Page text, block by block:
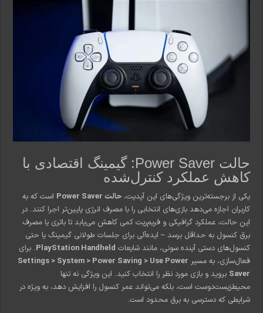
حالت Power Saver: گیمینگ اقتصادی با
کاهش عملکرد کنترل‌شده
یکی از برجسته‌ترین ویژگی‌های این آپدیت،حالت Power Saver
است که به
کاربران اجازه می‌دهد بازی‌های انتخابی را با مصرف انرژی پایین‌تر اجرا کنند. در
این حالت، عملکرد گرافیکی و فریم‌ریت کمی کاهش می‌یابد تا باتری یا مصرف
برق کنسول به حداقل برسد – ایده‌آلی برای جلسات طولانی گیمینگ یا حتی
کنسول‌های دستی آینده سونی، مانند شایعات PlayStation Handheld. برای
فعال‌سازی، به مسیر Settings > System > Power Saving > Use Power
Saver بروید و بازی مورد نظر را انتخاب کنید. این ویژگی نه تنها
محیط‌زیست‌دوست است، بلکه می‌تواند عمر کنسول را افزایش دهد، به ویژه در
شرایطی که دسترسی به برق محدود است.